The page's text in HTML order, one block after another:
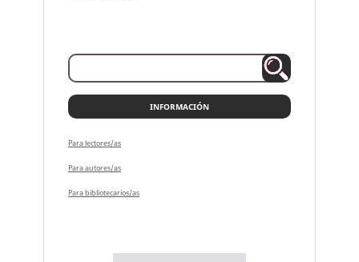
INFORMACIÓN
Para lectores/as
Para autores/as
Para bibliotecarios/as